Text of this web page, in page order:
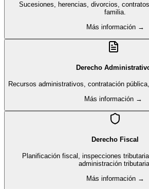
Sucesiones, herencias, divorcios,
familia.
Más información →
Derecho
Recursos administrativos, contratación
Más información →
Derecho Fiscal
Planificación fiscal, inspecciones
administración
Más información →